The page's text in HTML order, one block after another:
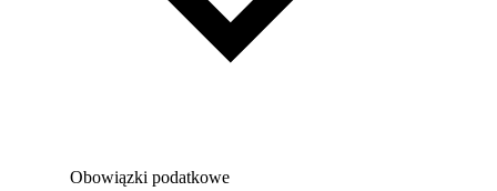
Obowiązki podatkowe